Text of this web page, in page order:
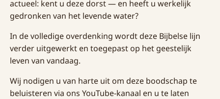
actueel: kent u deze dorst — en heeft u werkelijk
gedronken van het levende water?
In de volledige overdenking wordt deze Bijbelse lijn
verder uitgewerkt en toegepast op het geestelijk
leven van vandaag.
Wij nodigen u van harte uit om deze boodschap te
beluisteren via ons YouTube-kanaal en u te laten